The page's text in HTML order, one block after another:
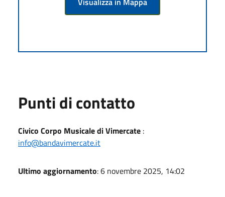
Punti di contatto
Civico Corpo Musicale di Vimercate :
info@bandavimercate.it
Ultimo aggiornamento: 6 novembre 2025, 14:02